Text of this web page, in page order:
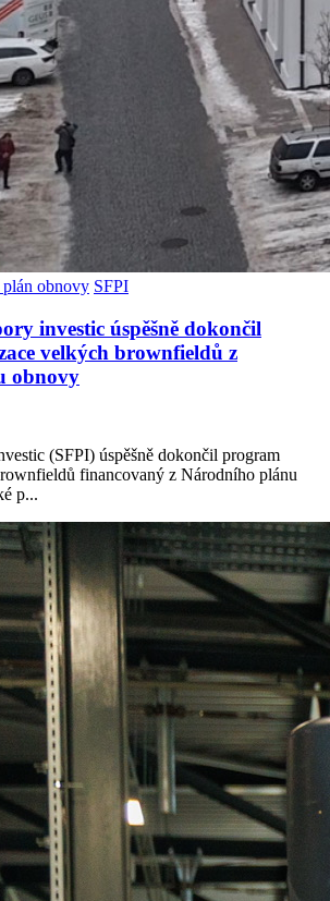
obnovy SFPI
investic úspěšně dokončil
velkých brownfieldů z
obnovy
(SFPI) úspěšně dokončil program
financovaný z Národního plánu
p...